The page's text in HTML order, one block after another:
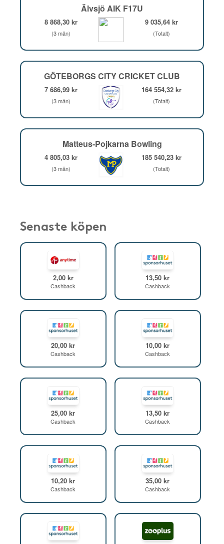
Älvsjö AIK F17U
8 868,30 kr
(3 mån)
9 035,64 kr
(Totalt)
GÖTEBORGS CITY CRICKET CLUB
7 686,99 kr
(3 mån)
164 554,32 kr
(Totalt)
Matteus-Pojkarna Bowling
4 805,03 kr
(3 mån)
185 540,23 kr
(Totalt)
Senaste köpen
2,00 kr
Cashback
13,50 kr
Cashback
20,00 kr
Cashback
10,00 kr
Cashback
25,00 kr
Cashback
13,50 kr
Cashback
10,20 kr
Cashback
35,00 kr
Cashback